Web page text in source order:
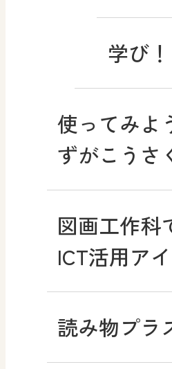
学び
使ってみよ
ずがこうさ
図画工作科
ICT活用ア
読み物プラ